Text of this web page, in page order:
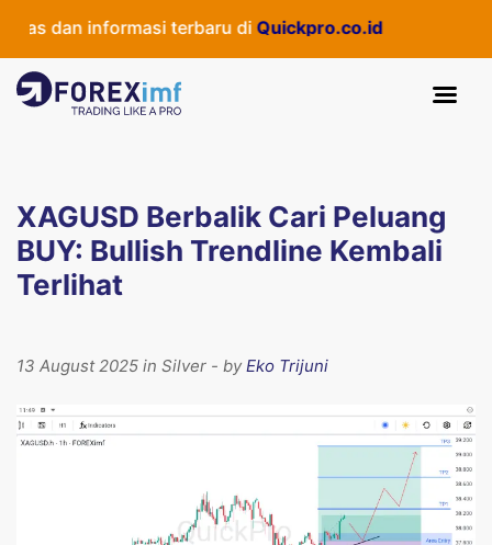
dan informasi terbaru diQuickpro.co.id
XAGUSD Berbalik Cari Peluang
BUY: Bullish Trendline Kembali
Terlihat
13 August 2025 in Silver - byEko Trijuni